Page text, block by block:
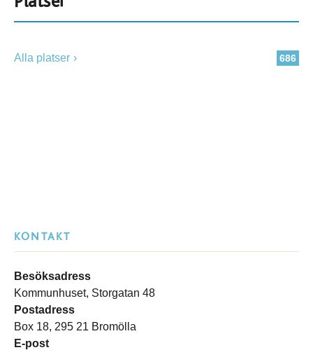
686
Alla platser
KONTAKT
Besöksadress
Kommunhuset, Storgatan 48
Postadress
Box 18, 295 21 Bromölla
E-post